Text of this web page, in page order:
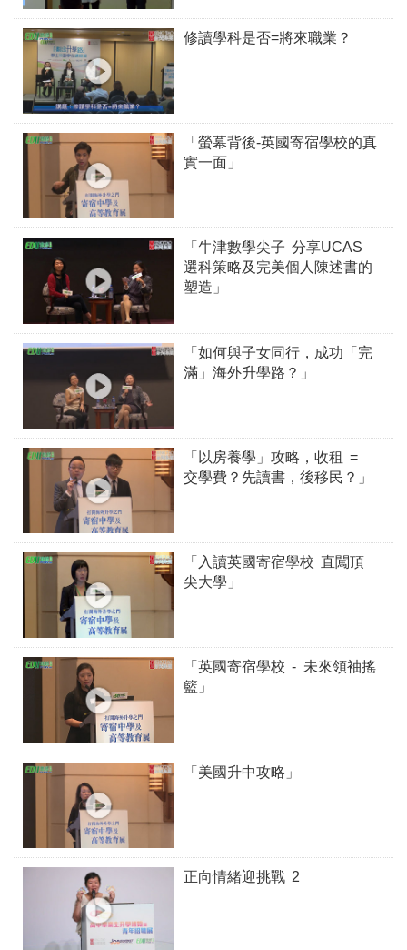
修讀學科是否=將來職業？
「螢幕背後-英國寄宿學校的真
實一面」
「牛津數學尖子 分享UCAS
選科策略及完美個人陳述書的
塑造」
「如何與子女同行，成功「完
滿」海外升學路？」
「以房養學」攻略，收租 =
交學費？先讀書，後移民？」
「入讀英國寄宿學校 直闖頂
尖大學」
「英國寄宿學校 - 未來領袖搖
籃」
「美國升中攻略」
正向情緒迎挑戰 2